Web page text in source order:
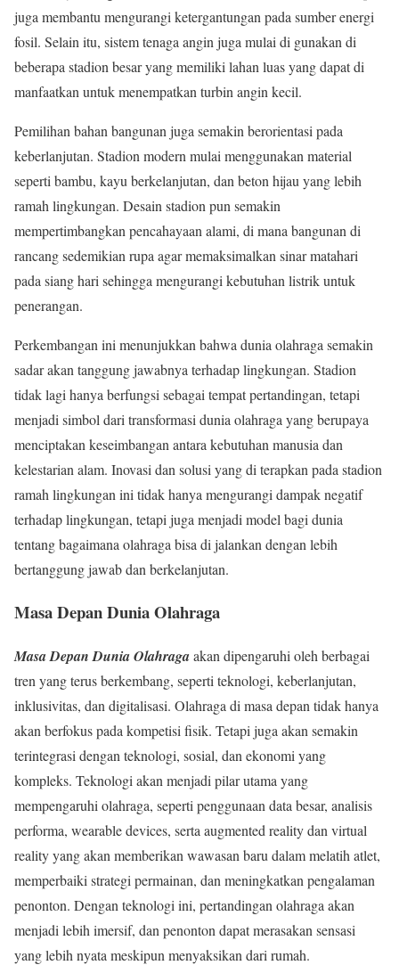
juga membantu mengurangi ketergantungan pada sumber energi
fosil. Selain itu, sistem tenaga angin juga mulai di gunakan di
beberapa stadion besar yang memiliki lahan luas yang dapat di
manfaatkan untuk menempatkan turbin angin kecil.
Pemilihan bahan bangunan juga semakin berorientasi pada
keberlanjutan. Stadion modern mulai menggunakan material
seperti bambu, kayu berkelanjutan, dan beton hijau yang lebih
ramah lingkungan. Desain stadion pun semakin
mempertimbangkan pencahayaan alami, di mana bangunan di
rancang sedemikian rupa agar memaksimalkan sinar matahari
pada siang hari sehingga mengurangi kebutuhan listrik untuk
penerangan.
Perkembangan ini menunjukkan bahwa dunia olahraga semakin
sadar akan tanggung jawabnya terhadap lingkungan. Stadion
tidak lagi hanya berfungsi sebagai tempat pertandingan, tetapi
menjadi simbol dari transformasi dunia olahraga yang berupaya
menciptakan keseimbangan antara kebutuhan manusia dan
kelestarian alam. Inovasi dan solusi yang di terapkan pada stadion
ramah lingkungan ini tidak hanya mengurangi dampak negatif
terhadap lingkungan, tetapi juga menjadi model bagi dunia
tentang bagaimana olahraga bisa di jalankan dengan lebih
bertanggung jawab dan berkelanjutan.
Masa Depan Dunia Olahraga
Masa Depan Dunia Olahragaakan dipengaruhi oleh berbagai
tren yang terus berkembang, seperti teknologi, keberlanjutan,
inklusivitas, dan digitalisasi. Olahraga di masa depan tidak hanya
akan berfokus pada kompetisi fisik. Tetapi juga akan semakin
terintegrasi dengan teknologi, sosial, dan ekonomi yang
kompleks. Teknologi akan menjadi pilar utama yang
mempengaruhi olahraga, seperti penggunaan data besar, analisis
performa, wearable devices, serta augmented reality dan virtual
reality yang akan memberikan wawasan baru dalam melatih atlet,
memperbaiki strategi permainan, dan meningkatkan pengalaman
penonton. Dengan teknologi ini, pertandingan olahraga akan
menjadi lebih imersif, dan penonton dapat merasakan sensasi
yang lebih nyata meskipun menyaksikan dari rumah.